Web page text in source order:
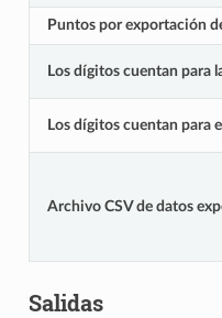
Puntos por exportación
Los dígitos cuentan para
Los dígitos cuentan para
Archivo CSV de datos
Salidas